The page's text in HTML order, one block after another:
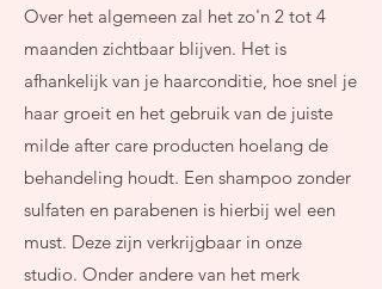
Over het algemeen zal het zo'n 2 tot 4
maanden zichtbaar blijven. Het is
afhankelijk van je haarconditie, hoe snel je
haar groeit en het gebruik van de juiste
milde after care producten hoelang de
behandeling houdt. Een shampoo zonder
sulfaten en parabenen is hierbij wel een
must. Deze zijn verkrijgbaar in onze
studio. Onder andere van het merk